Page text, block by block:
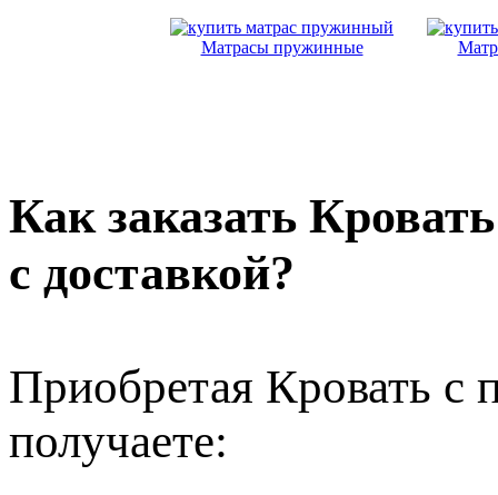
Матрасы пружинные
Как заказать
с доставкой?
Приобретая Кровать
получаете: